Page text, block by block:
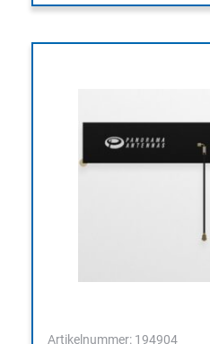
Artikelnummer: 194904